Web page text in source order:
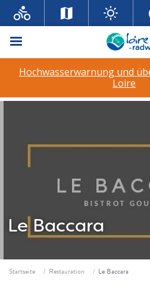
Menü
Hochwasserwarnung und
Loire
Le Baccara
Fil d'ariane
Startseite Restauration Le Baccara